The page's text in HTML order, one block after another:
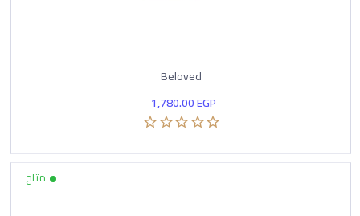
Beloved
1,780.00EGP